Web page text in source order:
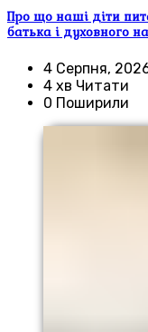
Про що наші діти
батька і духовного
4 Серпня,
4 хв Читати
0 Поширили